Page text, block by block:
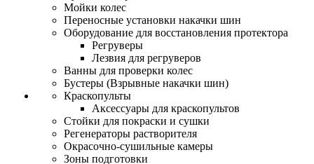
Мойки колес
Переносные установки накачки шин
Оборудование для восстановления протектора
Регруверы
Лезвия для регруверов
Ванны для проверки колес
Бустеры (Взрывные накачки шин)
Краскопульты
Аксессуары для краскопультов
Стойки для покраски и сушки
Регенераторы растворителя
Окрасочно-сушильные камеры
Зоны подготовки